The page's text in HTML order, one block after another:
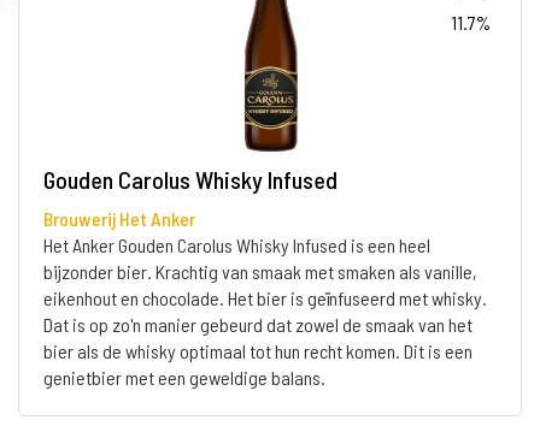
11.7%
Gouden Carolus Whisky Infused
Brouwerij Het Anker
Het Anker Gouden Carolus Whisky Infused is een heel
bijzonder bier. Krachtig van smaak met smaken als vanille,
eikenhout en chocolade. Het bier is geïnfuseerd met whisky.
Dat is op zo'n manier gebeurd dat zowel de smaak van het
bier als de whisky optimaal tot hun recht komen. Dit is een
genietbier met een geweldige balans.